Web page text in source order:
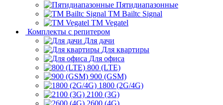
Пятидиапазонные
ТМ Bailtc Signal
ТМ Vegatel
Комплекты с репитером
Для дачи
Для квартиры
Для офиса
800 (LTE)
900 (GSM)
1800 (2G/4G)
2100 (3G)
2600 (4G)